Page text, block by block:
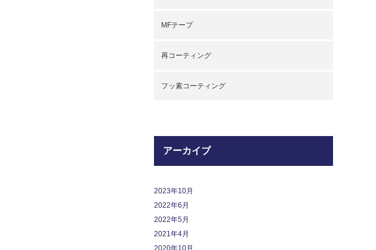
MFテープ
再コーティング
フッ素コーティング
アーカイブ
2023年10月
2022年6月
2022年5月
2021年4月